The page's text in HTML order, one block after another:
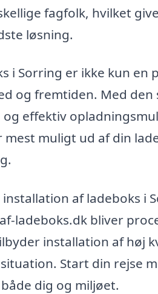
fagfolk, hvilket
løsning.
i Sorring er ikke kun en
og fremtiden. Med
effektiv
muligt ud af din
af ladeboks i
ladeboks.dk bliver
installation af høj
Start din rejse
dig og miljøet.